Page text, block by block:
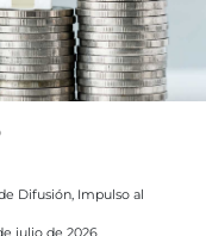
Difusión, Impulso al
julio de 2026